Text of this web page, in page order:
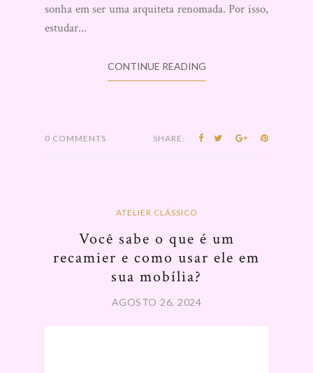
sonha em ser uma arquiteta renomada. Por isso,
estudar...
CONTINUE READING
0 COMMENTS SHARE:
ATELIER CLÁSSICO
Você sabe o que é um
recamier e como usar ele em
sua mobília?
AGOSTO 26, 2024